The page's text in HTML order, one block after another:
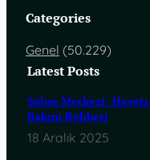
Categories
Genel (50.229)
Latest Posts
Salon Merkezi:
Bakım Rehberi
18 Aralık 2025